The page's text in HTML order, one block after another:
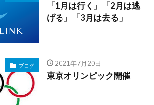
「1月は行く」「2月は逃
げる」「3月は去る」
ブログ 2021年7月20日
東京オリンピック開催